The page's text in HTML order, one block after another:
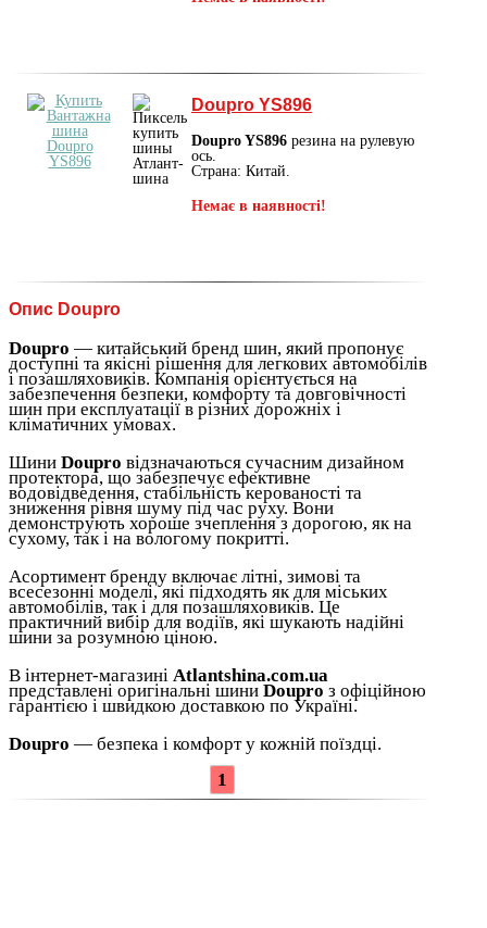
Doupro YS896
Doupro YS896 резина на рулевую
ось.
Страна: Китай.
Немає в наявності!
Опис Doupro
Doupro — китайський бренд шин, який пропонує
доступні та якісні рішення для легкових автомобілів
і позашляховиків. Компанія орієнтується на
забезпечення безпеки, комфорту та довговічності
шин при експлуатації в різних дорожніх і
кліматичних умовах.
Шини Doupro відзначаються сучасним дизайном
протектора, що забезпечує ефективне
водовідведення, стабільність керованості та
зниження рівня шуму під час руху. Вони
демонструють хороше зчеплення з дорогою, як на
сухому, так і на вологому покритті.
Асортимент бренду включає літні, зимові та
всесезонні моделі, які підходять як для міських
автомобілів, так і для позашляховиків. Це
практичний вибір для водіїв, які шукають надійні
шини за розумною ціною.
В інтернет-магазині Atlantshina.com.ua
представлені оригінальні шини Doupro з офіційною
гарантією і швидкою доставкою по Україні.
Doupro — безпека і комфорт у кожній поїздці.
1